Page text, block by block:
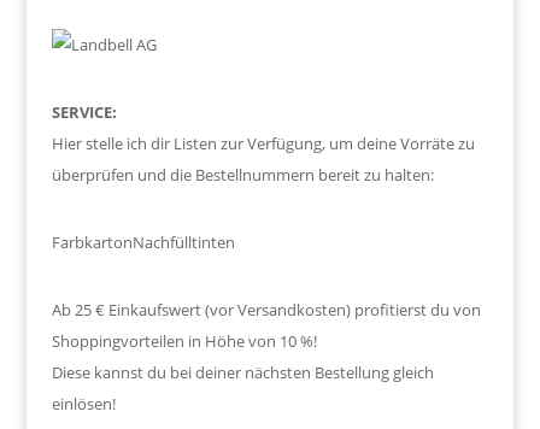
SERVICE:
Hier stelle ich dir Listen zur Verfügung, um deine Vorräte zu
überprüfen und die Bestellnummern bereit zu halten:
FarbkartonNachfülltinten
Ab 25 € Einkaufswert (vor Versandkosten) profitierst du von
Shoppingvorteilen in Höhe von 10 %!
Diese kannst du bei deiner nächsten Bestellung gleich
einlösen!